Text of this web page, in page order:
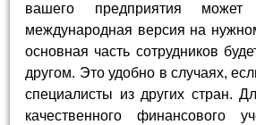
вашего предприятия может
международная версия на
основная часть сотрудников
другом. Это удобно в случаях,
специалисты из других стран.
качественного финансового